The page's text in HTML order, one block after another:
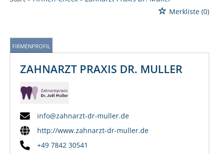
Merkliste (0)
FIRMENPROFIL
ZAHNARZT PRAXIS DR. MULLER
info@zahnarzt-dr-muller.de
http://www.zahnarzt-dr-muller.de
+49 7842 30541